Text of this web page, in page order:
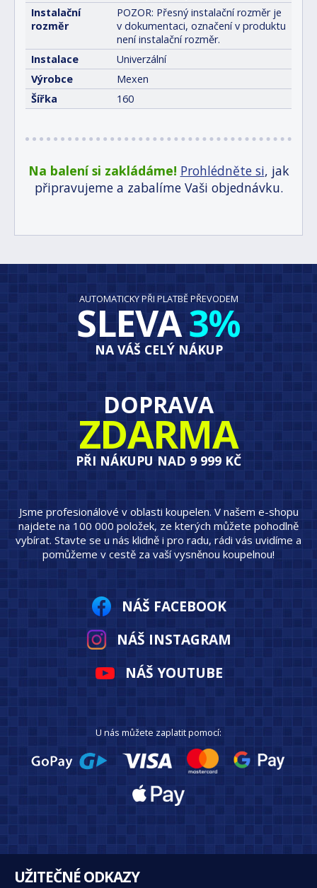
Instalační
rozměr
POZOR: Přesný instalační rozměr je
v dokumentaci, označení v produktu
není instalační rozměr.
Instalace
Univerzální
Výrobce
Mexen
Šířka
160
Na balení si zakládáme! Prohlédněte si, jak
připravujeme a zabalíme Vaši objednávku.
AUTOMATICKY PŘI PLATBĚ PŘEVODEM
SLEVA3%
NA VÁŠ CELÝ NÁKUP
DOPRAVA
ZDARMA
PŘI NÁKUPU NAD 9 999 KČ
Jsme profesionálové v oblasti koupelen. V našem e-shopu
najdete na 100 000 položek, ze kterých můžete pohodlně
vybírat. Stavte se u nás klidně i pro radu, rádi vás uvidíme a
pomůžeme v cestě za vaší vysněnou koupelnou!
NÁŠ FACEBOOK
NÁŠ INSTAGRAM
NÁŠ YOUTUBE
U nás můžete zaplatit pomocí:
UŽITEČNÉ ODKAZY